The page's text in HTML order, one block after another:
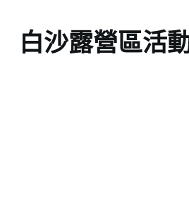
白沙露營區活